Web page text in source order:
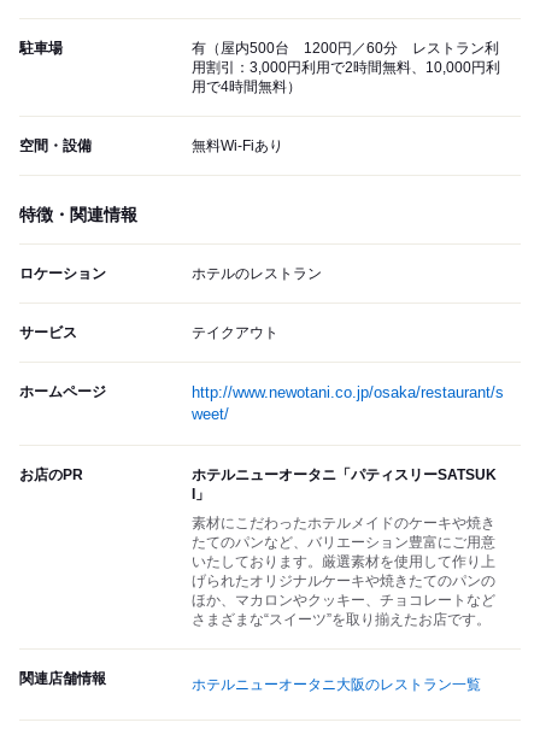
駐車場
有（屋内500台 1200円／60分 レストラン利
用割引：3,000円利用で2時間無料、10,000円利
用で4時間無料）
空間・設備 無料Wi-Fiあり
特徴・関連情報
ロケーション ホテルのレストラン
サービス テイクアウト
ホームページ
http://www.newotani.co.jp/osaka/restaurant/s
weet/
お店のPR
ホテルニューオータニ「パティスリーSATSUK
I」
素材にこだわったホテルメイドのケーキや焼き
たてのパンなど、バリエーション豊富にご用意
いたしております。厳選素材を使用して作り上
げられたオリジナルケーキや焼きたてのパンの
ほか、マカロンやクッキー、チョコレートなど
さまざまな“スイーツ”を取り揃えたお店です。
関連店舗情報 ホテルニューオータニ大阪のレストラン一覧